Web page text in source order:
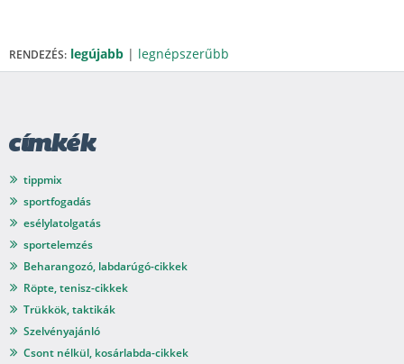
RENDEZÉS: legújabb | legnépszerűbb
címkék
tippmix
sportfogadás
esélylatolgatás
sportelemzés
Beharangozó, labdarúgó-cikkek
Röpte, tenisz-cikkek
Trükkök, taktikák
Szelvényajánló
Csont nélkül, kosárlabda-cikkek